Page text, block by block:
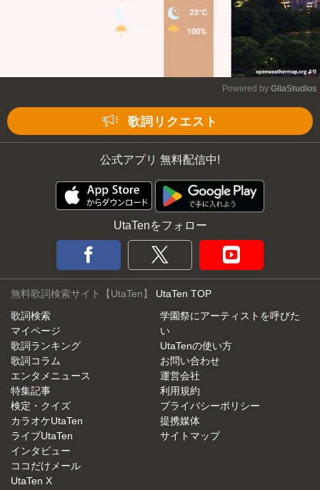
Powered by GliaStudios
歌詞リクエスト
公式アプリ 無料配信中!
UtaTenをフォロー
無料歌詞検索サイト【UtaTen】 UtaTen TOP
歌詞検索
マイページ
歌詞ランキング
歌詞コラム
エンタメニュース
特集記事
検定・クイズ
カラオケUtaTen
ライブUtaTen
インタビュー
ココだけメール
UtaTen X
学園祭にアーティストを呼びた
い
UtaTenの使い方
お問い合わせ
運営会社
利用規約
プライバシーポリシー
提携媒体
サイトマップ